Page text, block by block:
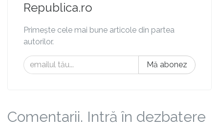
Republica.ro
Primește cele mai bune articole din partea
autorilor.
Mă abonez
Comentarii. Intră în dezbatere